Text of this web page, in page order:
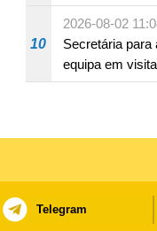
10
2026-08-02
Secretária para
equipa em
consolidar
Telegram